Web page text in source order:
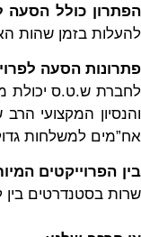
הפתרון כולל הסעה
להעלות בזמן שהות
פתרונות הסעה
לחברת ש.ט.ס יכולת
אח”מים למשלחות
בין הפרוייקטים
שרות בסטנדרטים בין